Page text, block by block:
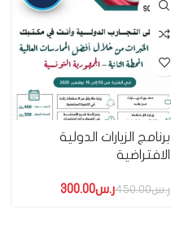
SOLD OUT
برنامج الزيارات الدولية
الافتراضية
ر.س450.00ر.س300.00